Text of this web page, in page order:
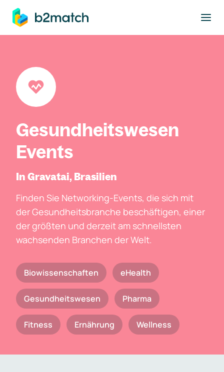
springen
Gesundheitswesen
Events
In Gravatai, Brasilien
Finden Sie Networking-Events, die sich mit
der Gesundheitsbranche beschäftigen, einer
der größten und derzeit am schnellsten
wachsenden Branchen der Welt.
Biowissenschaften eHealth
Gesundheitswesen Pharma
Fitness Ernährung Wellness